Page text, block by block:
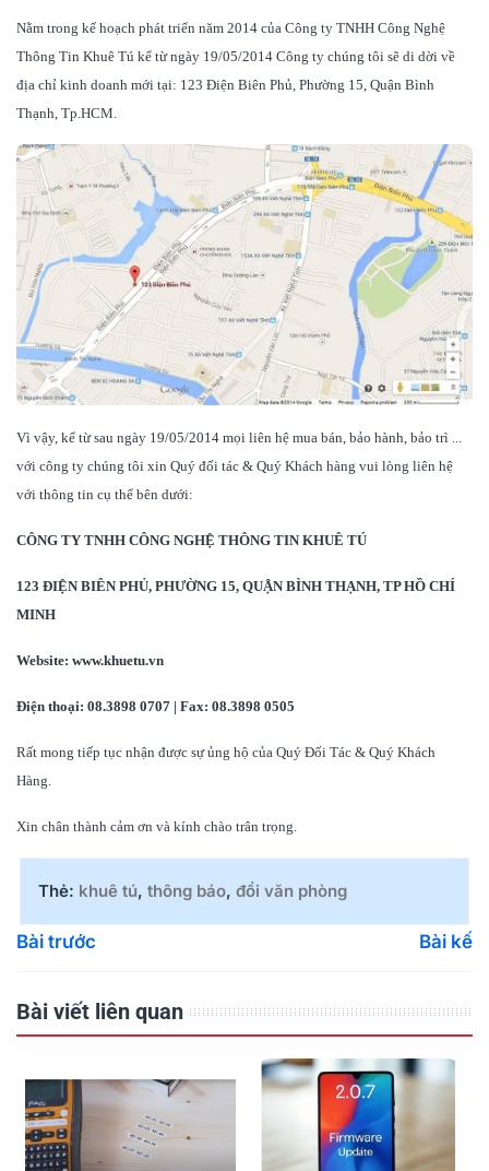
Nằm trong kế hoạch phát triển năm 2014 của Công ty TNHH Công Nghệ
Thông Tin Khuê Tú kể từ ngày 19/05/2014 Công ty chúng tôi sẽ di dời về
địa chỉ kinh doanh mới tại: 123 Điện Biên Phủ, Phường 15, Quận Bình
Thạnh, Tp.HCM.
Vì vậy, kể từ sau ngày 19/05/2014 mọi liên hệ mua bán, bảo hành, bảo trì ...
với công ty chúng tôi xin Quý đối tác & Quý Khách hàng vui lòng liên hệ
với thông tin cụ thể bên dưới:
CÔNG TY TNHH CÔNG NGHỆ THÔNG TIN KHUÊ TÚ
123 ĐIỆN BIÊN PHỦ, PHƯỜNG 15, QUẬN BÌNH THẠNH, TP HỒ CHÍ
MINH
Website: www.khuetu.vn
Điện thoại: 08.3898 0707 | Fax: 08.3898 0505
Rất mong tiếp tục nhận được sự ủng hộ của Quý Đối Tác & Quý Khách
Hàng.
Xin chân thành cảm ơn và kính chào trân trọng.
Thẻ: khuê tú, thông báo, đổi văn phòng
Bài trước Bài kế
Bài viết liên quan